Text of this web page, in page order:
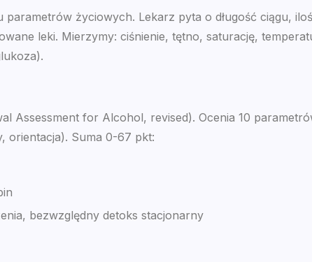
życiowych. Lekarz pyta o długość ciągu,
leki. Mierzymy: ciśnienie, tętno, saturację,
Assessment for Alcohol, revised). Ocenia 10
orientacja). Suma 0-67 pkt:
bezwzględny detoks stacjonarny